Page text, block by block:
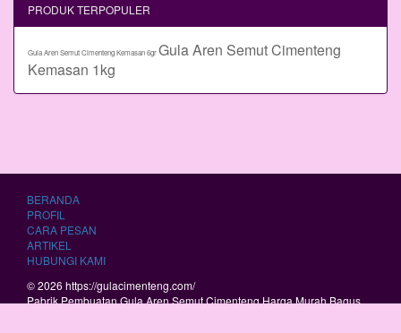
PRODUK TERPOPULER
Gula Aren Semut Cimenteng Kemasan 6grGula Aren Semut Cimenteng
Kemasan 1kg
BERANDA
PROFIL
CARA PESAN
ARTIKEL
HUBUNGI KAMI
© 2026 https://gulacimenteng.com/
Pabrik Pembuatan Gula Aren Semut Cimenteng Harga Murah Bagus